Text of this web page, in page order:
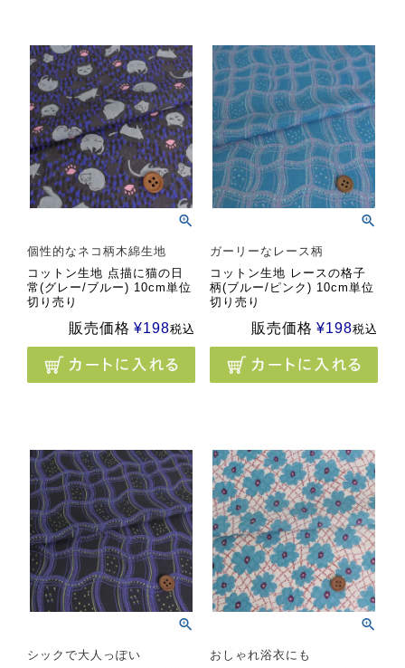
個性的なネコ柄木綿生地
コットン生地 点描に猫の日
常(グレー/ブルー) 10cm単位
切り売り
販売価格 ¥198税込
ガーリーなレース柄
コットン生地 レースの格子
柄(ブルー/ピンク) 10cm単位
切り売り
販売価格 ¥198税込
シックで大人っぽい
おしゃれ浴衣にも